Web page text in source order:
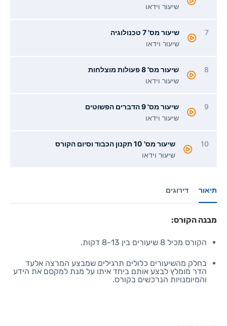
תיאור דירוגים
מבנה הקורס:
הקורס מכיל 8 שיעורים בין 8-13 דקות.
בחלק מהשיעורים כלולים תרגילים שמבצע המרצה אלעד
הדר מומלץ לבצע אותם ביחד איתו על מנת למקסם את הידע
והמיומנויות הנרכשים בקורס.
שיעור וידאו
7
שיעור מס' 7 טכנולוגיה
שיעור וידאו
8
שיעור מס' 8 פעולות מוצלחות
שיעור וידאו
9
שיעור מס' 9 הדברים הפשוטים
שיעור וידאו
10
שיעור מס' 10 תקנון הכבוד וסיום הקורס
שיעור וידאו